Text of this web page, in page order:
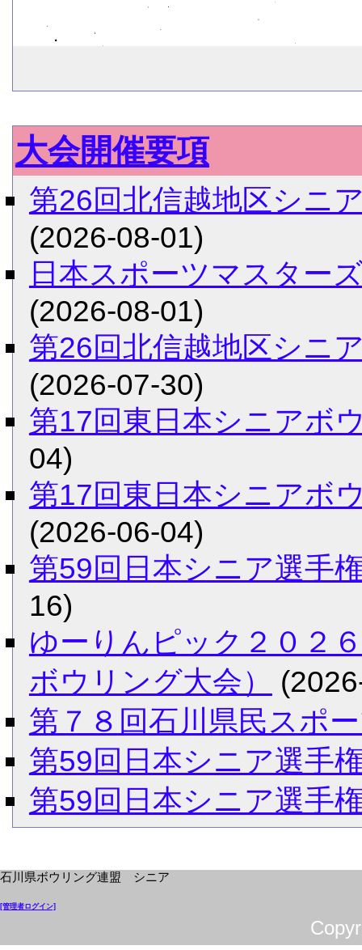
大会開催要項
第26回北信越地区シニ
(2026-08-01)
日本スポーツマスター
(2026-08-01)
第26回北信越地区シニ
(2026-07-30)
第17回東日本シニアボ
04)
第17回東日本シニアボ
(2026-06-04)
第59回日本シニア選手
16)
ゆーりんピック２０２
ボウリング大会）
第７８回石川県民スポ
第59回日本シニア選手
第59回日本シニア選手
石川県ボウリング連盟 シニア
[管理者ログイン]